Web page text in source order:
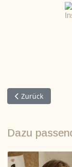
Vorheriger
Zurück
Dazu